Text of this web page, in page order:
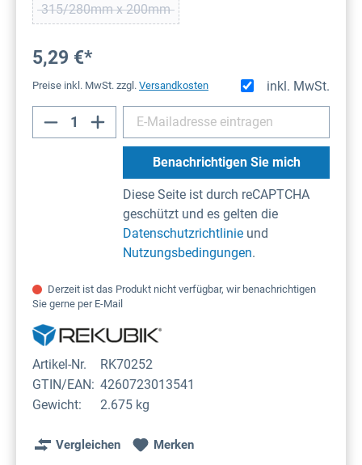
315/280mm x 200mm(Diese Option ist zurzeit nicht verfügbar.)
5,29 €*
inkl. MwSt.
Preise inkl. MwSt. zzgl. Versandkosten
Benachrichtigen Sie mich
Diese Seite ist durch reCAPTCHA
geschützt und es gelten die
Datenschutzrichtlinie und
Nutzungsbedingungen.
Derzeit ist das Produkt nicht verfügbar, wir benachrichtigen
Sie gerne per E-Mail
Artikel-Nr.
RK70252
GTIN/EAN: 4260723013541
Gewicht:
2.675 kg
Vergleichen Merken